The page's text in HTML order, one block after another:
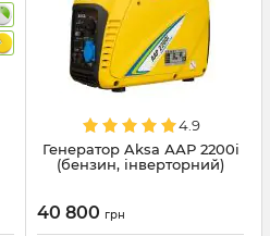
4.9
Генератор Aksa ААР 2200i
(бензин, інверторний)
40 800 грн